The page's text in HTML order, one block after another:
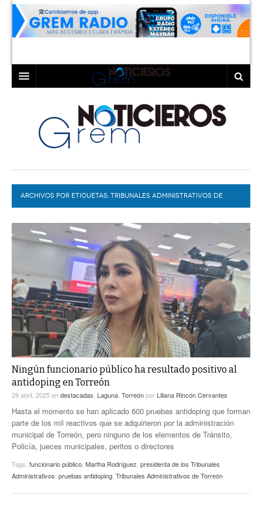
LAGUNA
TORREÓN
GÓMEZ PALACIO
LERDO
COAHUILA
DURANGO
DEPORTES
EXA
EL EXACTO
EXA INFORMA
CONTEXTOS
TRAYECTO LAGUNA
A MEDIA MAÑANA
A TODA LEY
ENTRE LAGUNEROS
DIÁLOGOS CON LA HISTORIA
TWEETS AND BEATS
LA MEJOR 97.1 ESTÉREO GALLITO
ACTUALIDADES GREM
PULSO
LA MEJOR INFORMACIÓN
COLABORADORES
ACTUALIDADES GREM
ARCHIVOS POR ETIQUETAS: TRIBUNALES ADMINISTRATIVOS DE
Ningún funcionario público ha resultado positivo al
antidoping en Torreón
29 abril, 2025endestacadas Laguna Torreónpor Liliana Rincón Cervantes
Hasta el momento se han aplicado 600 pruebas antidoping que forman
parte de los mil reactivos que se adquirieron por la administración
municipal de Torreón, pero ninguno de los elementos de Tránsito,
Policía, jueces municipales, peritos o directores
Tags: funcionario público Martha Rodríguez presidenta de los Tribunales
Administrativos pruebas antidoping Tribunales Administrativos de Torreón